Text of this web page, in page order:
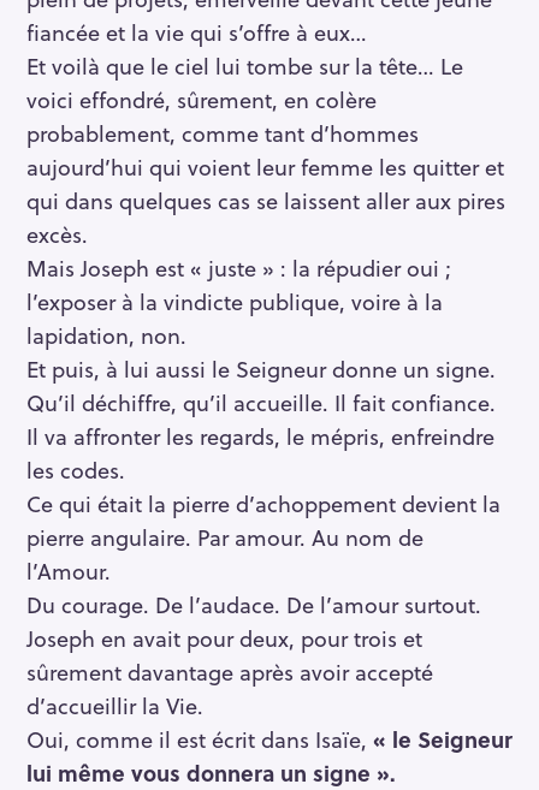
fiancée et la vie qui s’offre à eux…
Et voilà que le ciel lui tombe sur la tête… Le
voici effondré, sûrement, en colère
probablement, comme tant d’hommes
aujourd’hui qui voient leur femme les quitter et
qui dans quelques cas se laissent aller aux pires
excès.
Mais Joseph est « juste » : la répudier oui ;
l’exposer à la vindicte publique, voire à la
lapidation, non.
Et puis, à lui aussi le Seigneur donne un signe.
Qu’il déchiffre, qu’il accueille. Il fait confiance.
Il va affronter les regards, le mépris, enfreindre
les codes.
Ce qui était la pierre d’achoppement devient la
pierre angulaire. Par amour. Au nom de
l’Amour.
Du courage. De l’audace. De l’amour surtout.
Joseph en avait pour deux, pour trois et
sûrement davantage après avoir accepté
d’accueillir la Vie.
Oui, comme il est écrit dans Isaïe, « le Seigneur
lui même vous donnera un signe ».